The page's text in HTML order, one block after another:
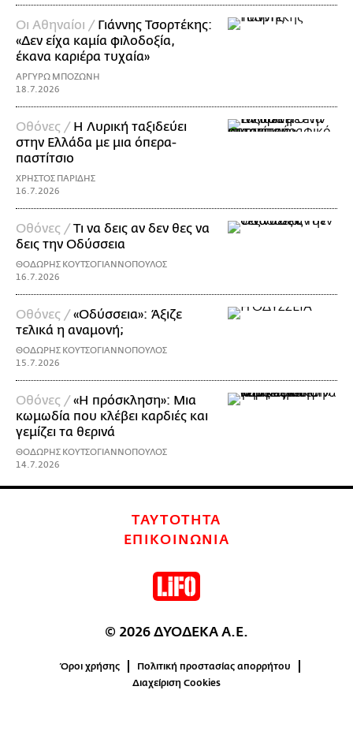
Οι Αθηναίοι / Γιάννης Τσορτέκης:
«Δεν είχα καμία φιλοδοξία,
έκανα καριέρα τυχαία»
ΑΡΓΥΡΩ ΜΠΟΖΩΝΗ
18.7.2026
Οθόνες / Η Λυρική ταξιδεύει
στην Ελλάδα με μια όπερα-
παστίτσιο
ΧΡΗΣΤΟΣ ΠΑΡΙΔΗΣ
16.7.2026
Οθόνες /Τι να δεις αν δεν θες να
δεις την Οδύσσεια
ΘΟΔΩΡΗΣ ΚΟΥΤΣΟΓΙΑΝΝΟΠΟΥΛΟΣ
16.7.2026
Οθόνες /«Οδύσσεια»: Άξιζε
τελικά η αναμονή;
ΘΟΔΩΡΗΣ ΚΟΥΤΣΟΓΙΑΝΝΟΠΟΥΛΟΣ
15.7.2026
Οθόνες /«Η πρόσκληση»: Μια
κωμωδία που κλέβει καρδιές και
γεμίζει τα θερινά
ΘΟΔΩΡΗΣ ΚΟΥΤΣΟΓΙΑΝΝΟΠΟΥΛΟΣ
14.7.2026
ΤΑΥΤΟΤΗΤΑ
ΕΠΙΚΟΙΝΩΝΙΑ
© 2026 ΔΥΟΔΕΚΑ Α.Ε.
Όροι χρήσης
Πολιτική προστασίας απορρήτου
Διαχείριση Cookies